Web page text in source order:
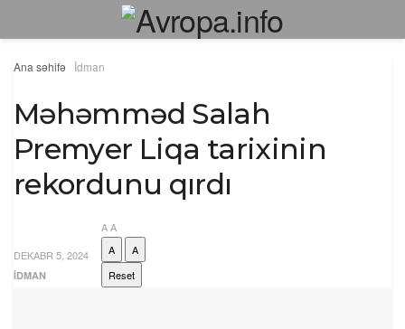
Ana səhifə İdman
Məhəmməd Salah
Premyer Liqa tarixinin
rekordunu qırdı
DEKABR 5, 2024
İDMAN
AA
A
A
Reset